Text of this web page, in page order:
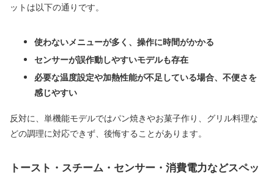
ットは以下の通りです。
使わないメニューが多く、操作に時間がかかる
センサーが誤作動しやすいモデルも存在
必要な温度設定や加熱性能が不足している場合、不便さを
感じやすい
反対に、単機能モデルではパン焼きやお菓子作り、グリル料理な
どの調理に対応できず、後悔することがあります。
トースト・スチーム・センサー・消費電力などスペッ